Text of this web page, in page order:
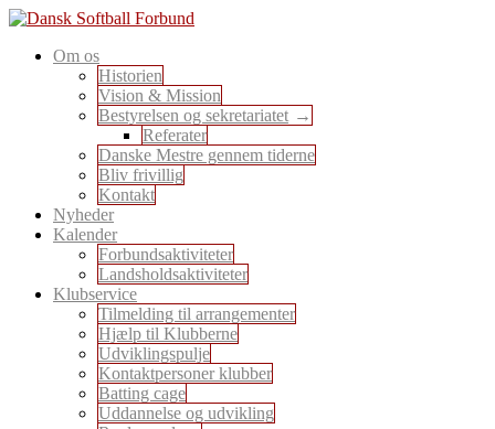
Skip
content
Dansk Softball Forbund
En sport for alle
Om os
Historien
Vision & Mission
Bestyrelsen og sekretariatet
Referater
Danske Mestre gennem tiderne
Bliv frivillig
Kontakt
Nyheder
Kalender
Forbundsaktiviteter
Landsholdsaktiviteter
Klubservice
Tilmelding til arrangementer
Hjælp til Klubberne
Udviklingspulje
Kontaktpersoner klubber
Batting cage
Uddannelse og udvikling